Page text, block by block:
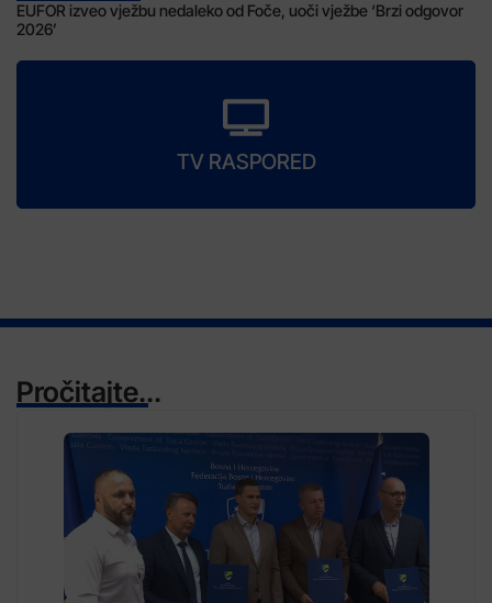
EUFOR izveo vježbu nedaleko od Foče, uoči vježbe ‘Brzi odgovor
2026’
TV RASPORED
Pročitajte...